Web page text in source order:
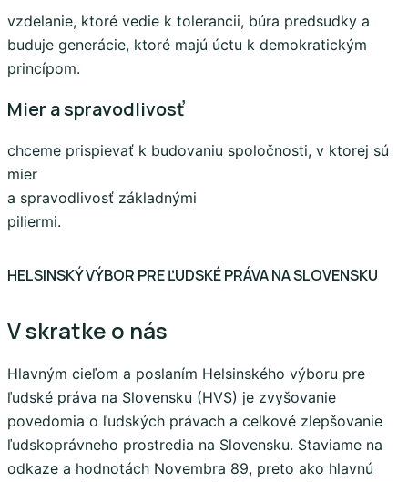
vzdelanie, ktoré vedie k tolerancii, búra predsudky a
buduje generácie, ktoré majú úctu k demokratickým
princípom.
Mier a spravodlivosť
chceme prispievať k budovaniu spoločnosti, v ktorej sú
mier
a spravodlivosť základnými
piliermi.
HELSINSKÝ VÝBOR PRE ĽUDSKÉ PRÁVA NA SLOVENSKU
V skratke o nás
Hlavným cieľom a poslaním Helsinského výboru pre
ľudské práva na Slovensku (HVS) je zvyšovanie
povedomia o ľudských právach a celkové zlepšovanie
ľudskoprávneho prostredia na Slovensku. Staviame na
odkaze a hodnotách Novembra 89, preto ako hlavnú